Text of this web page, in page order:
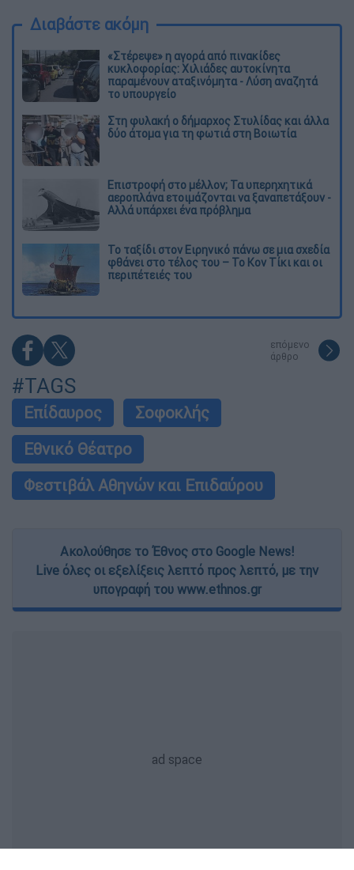
Διαβάστε ακόμη
«Στέρεψε» η αγορά από πινακίδες
κυκλοφορίας: Χιλιάδες αυτοκίνητα
παραμένουν αταξινόμητα - Λύση αναζητά
το υπουργείο
Στη φυλακή ο δήμαρχος Στυλίδας και άλλα
δύο άτομα για τη φωτιά στη Βοιωτία
Επιστροφή στο μέλλον; Τα υπερηχητικά
αεροπλάνα ετοιμάζονται να ξαναπετάξουν -
Αλλά υπάρχει ένα πρόβλημα
Το ταξίδι στον Ειρηνικό πάνω σε μια σχεδία
φθάνει στο τέλος του – Το Κον Τίκι και οι
περιπέτειές του
επόμενο
άρθρο
#TAGS
Επίδαυρος
Σοφοκλής
Εθνικό Θέατρο
Φεστιβάλ Αθηνών και Επιδαύρου
Ακολούθησε το Έθνος στο Google News!
Live όλες οι εξελίξεις λεπτό προς λεπτό, με την
υπογραφή του www.ethnos.gr